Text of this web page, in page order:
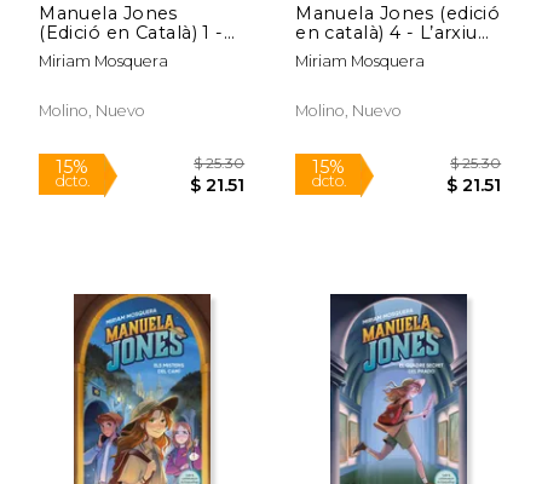
50%
dcto.
$ 67.48
$ 33.74
50%
dcto. $
Manuela Jones
(Edició en Català) 1 -
el Misteri de
L'alhambra (en
Miriam Mosquera
Molino, Nuevo
Manuela Jones (edició
en català) 4 - L’arxiu
secret de Mèrida (en
cat)
Miriam Mosquera
Molino, Nuevo